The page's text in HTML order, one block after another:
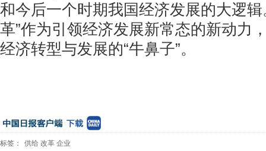
和今后一个时期我国经济发展的大逻辑
革”作为引领经济发展新常态的新动力
经济转型与发展的“牛鼻子”。
标签： 供给 改革 企业